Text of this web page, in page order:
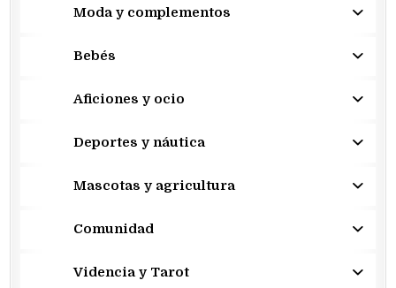
Moda y complementos
Bebés
Aficiones y ocio
Deportes y náutica
Mascotas y agricultura
Comunidad
Videncia y Tarot